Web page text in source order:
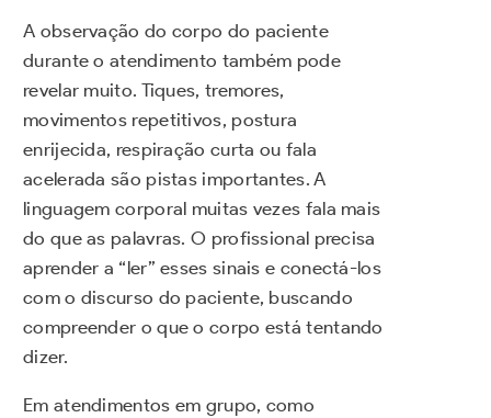
A observação do corpo do paciente
durante o atendimento também pode
revelar muito. Tiques, tremores,
movimentos repetitivos, postura
enrijecida, respiração curta ou fala
acelerada são pistas importantes. A
linguagem corporal muitas vezes fala mais
do que as palavras. O profissional precisa
aprender a “ler” esses sinais e conectá-los
com o discurso do paciente, buscando
compreender o que o corpo está tentando
dizer.
Em atendimentos em grupo, como